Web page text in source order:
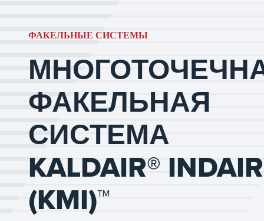
ФАКЕЛЬНЫЕ СИСТЕМЫ
ФАКЕЛЬНАЯ
СИСТЕМА
KALDAIR®
(KMI)™